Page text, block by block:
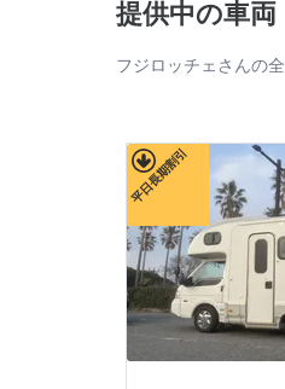
提供中の車両
フジロッチェさんの
平日長期割引